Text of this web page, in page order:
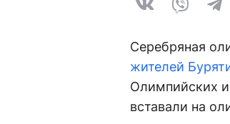
Серебряная
жителей
Олимпийских
вставали на